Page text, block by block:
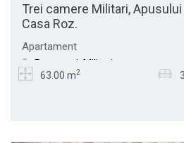
Trei camere Militari,
Casa Roz.
Apartament
Bucuresti, Militari
63.00 m2